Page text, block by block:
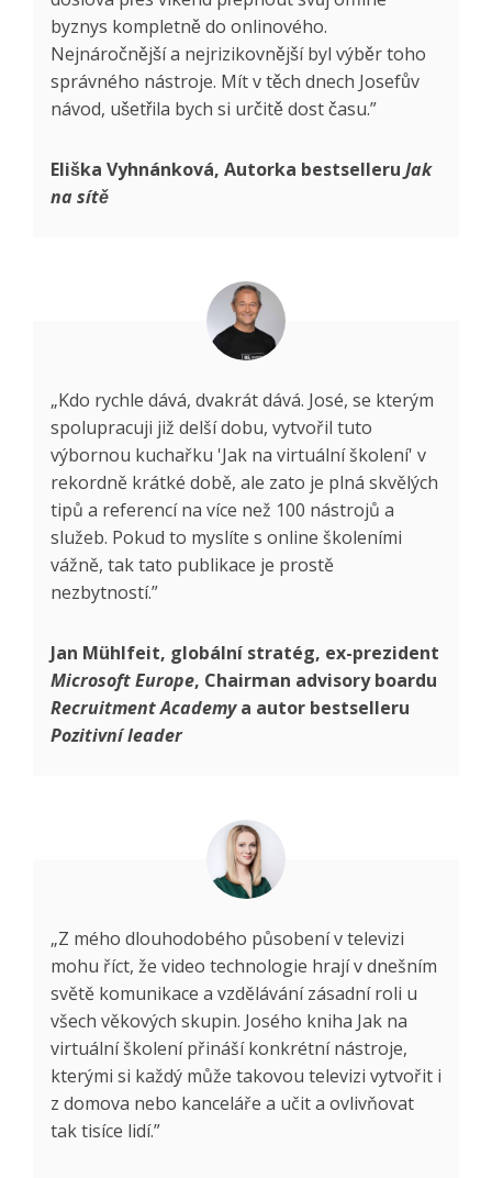
byznys kompletně do onlinového.
Nejnáročnější a nejrizikovnější byl výběr toho
správného nástroje. Mít v těch dnech Josefův
návod, ušetřila bych si určitě dost času.”
Eliška Vyhnánková, Autorka bestselleru Jak
na sítě
„Kdo rychle dává, dvakrát dává. José, se kterým
spolupracuji již delší dobu, vytvořil tuto
výbornou kuchařku 'Jak na virtuální školení' v
rekordně krátké době, ale zato je plná skvělých
tipů a referencí na více než 100 nástrojů a
služeb. Pokud to myslíte s online školeními
vážně, tak tato publikace je prostě
nezbytností.”
Jan Mühlfeit, globální stratég, ex-prezident
Microsoft Europe, Chairman advisory boardu
Recruitment Academya autor bestselleru
Pozitivní leader
„Z mého dlouhodobého působení v televizi
mohu říct, že video technologie hrají v dnešním
světě komunikace a vzdělávání zásadní roli u
všech věkových skupin. Josého kniha Jak na
virtuální školení přináší konkrétní nástroje,
kterými si každý může takovou televizi vytvořit i
z domova nebo kanceláře a učit a ovlivňovat
tak tisíce lidí.”